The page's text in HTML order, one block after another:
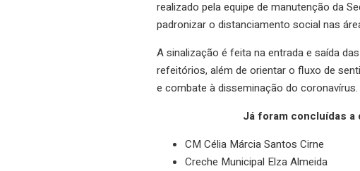
realizado pela equipe de manutenção da
padronizar o distanciamento social nas
A sinalização é feita na entrada e saída
refeitórios, além de orientar o fluxo de
e combate à disseminação do coronavírus.
Já foram concluídas a
CM Célia Márcia Santos Cirne
Creche Municipal Elza Almeida